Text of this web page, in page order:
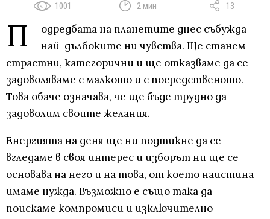
1001 2 мин 13
П
одредбата на планетите днес събужда
най-дълбоките ни чувства. Ще станем
страстни, категорични и ще отказваме да се
задоволяваме с малкото и с посредственото.
Това обаче означава, че ще бъде трудно да
задоволим своите желания.
Енергията на деня ще ни подтикне да се
вгледаме в своя интерес и изборът ни ще се
основава на него и на това, от което наистина
имаме нужда. Възможно е също така да
поискаме компромиси и изключително